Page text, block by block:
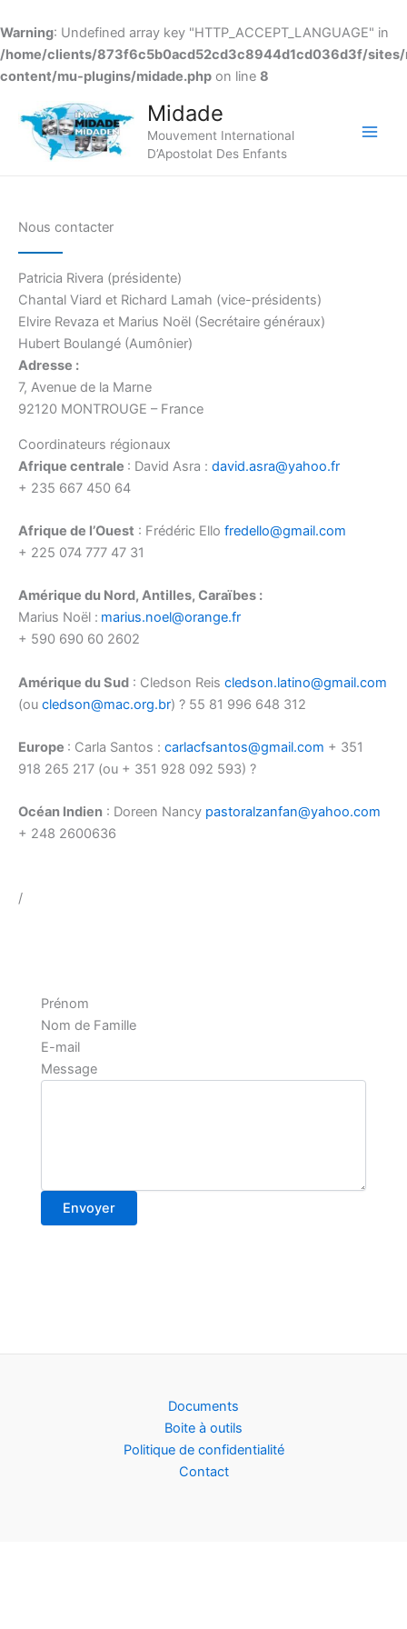
Warning: Undefined array key "HTTP_ACCEPT_LANGUAGE" in
/home/clients/873f6c5b0acd52cd3c8944d1cd036d3f/sites/
content/mu-plugins/midade.php on line 8
contenu
Midade
Mouvement International
D’Apostolat Des Enfants
Nous contacter
Patricia Rivera (présidente)
Chantal Viard et Richard Lamah (vice-présidents)
Elvire Revaza et Marius Noël (Secrétaire généraux)
Hubert Boulangé (Aumônier)
Adresse :
7, Avenue de la Marne
92120 MONTROUGE – France
Coordinateurs régionaux
Afrique centrale : David Asra : david.asra@yahoo.fr
+ 235 667 450 64
Afrique de l’Ouest : Frédéric Ello fredello@gmail.com
+ 225 074 777 47 31
Amérique du Nord, Antilles, Caraïbes :
Marius Noël : marius.noel@orange.fr
+ 590 690 60 2602
Amérique du Sud : Cledson Reis cledson.latino@gmail.com
(ou cledson@mac.org.br) ? 55 81 996 648 312
Europe : Carla Santos : carlacfsantos@gmail.com + 351
918 265 217 (ou + 351 928 092 593) ?
Océan Indien : Doreen Nancy pastoralzanfan@yahoo.com
+ 248 2600636
/
Prénom
Nom de Famille
E-mail
Message
Envoyer
Documents
Boite à outils
Politique de confidentialité
Contact